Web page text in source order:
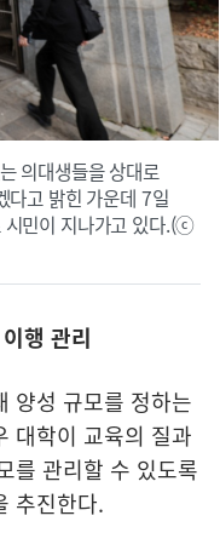
의대생들을 상대로
다고 밝힌 가운데 7일
시민이 지나가고 있다.(ⓒ
행 관리
양성 규모를 정하는
대학이 교육의 질과
를 관리할 수 있도록
추진한다.